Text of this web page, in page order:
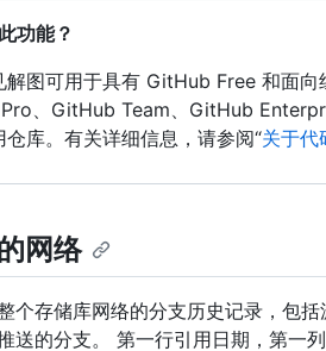
功能？
解图可用于具有 GitHub Free 和面
、GitHub Team、GitHub
仓库。有关详细信息，请参阅“关于代
网络
个存储库网络的分支历史记录，包
送的分支。 第一行引用日期，第一